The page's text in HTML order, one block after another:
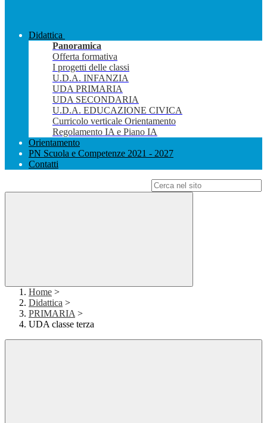
Didattica
Panoramica
Offerta formativa
I progetti delle classi
U.D.A. INFANZIA
UDA PRIMARIA
UDA SECONDARIA
U.D.A. EDUCAZIONE CIVICA
Curricolo verticale Orientamento
Regolamento IA e Piano IA
Orientamento
PN Scuola e Competenze 2021 - 2027
Contatti
Home >
Didattica >
PRIMARIA >
UDA classe terza